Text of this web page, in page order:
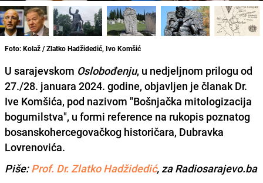
Foto: Kolaž / Zlatko Hadžidedić, Ivo Komšić
U sarajevskom Oslobođenju, u nedjeljnom prilogu od
27./28. januara 2024. godine, objavljen je članak Dr.
Ive Komšića, pod nazivom "Bošnjačka mitologizacija
bogumilstva", u formi reference na rukopis poznatog
bosanskohercegovačkog historičara, Dubravka
Lovrenovića.
Piše:Prof. Dr. Zlatko Hadžidedić, za Radiosarajevo.ba